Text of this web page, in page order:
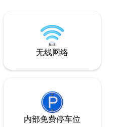
） 2
里，距离
乘坐公共
大约每
约需要8
Savio
的替代
的航行船
周围自由奔跑，因
遇到它们。
无线网络
内部免费停车位